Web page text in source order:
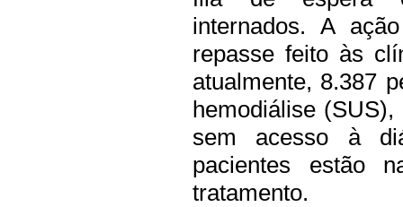
internados. A
repasse feito às
atualmente, 8.387
hemodiálise
sem acesso à
pacientes estão
tratamento.